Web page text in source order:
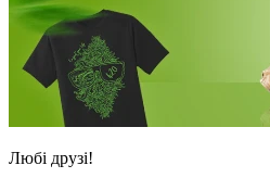
Любі друзі!